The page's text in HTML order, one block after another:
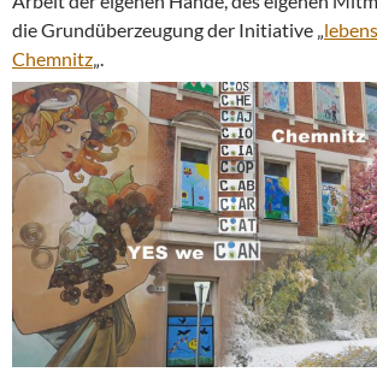
die Grundüberzeugung der Initiative „
Chemnitz